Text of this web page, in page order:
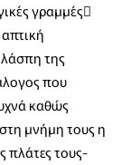
γραμμές
της
που
καθώς
μνήμη τους η
πλάτες τους-